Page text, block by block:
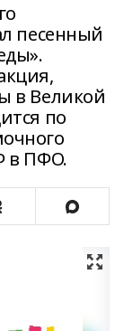
песенный
в Великой
по
в ПФО.